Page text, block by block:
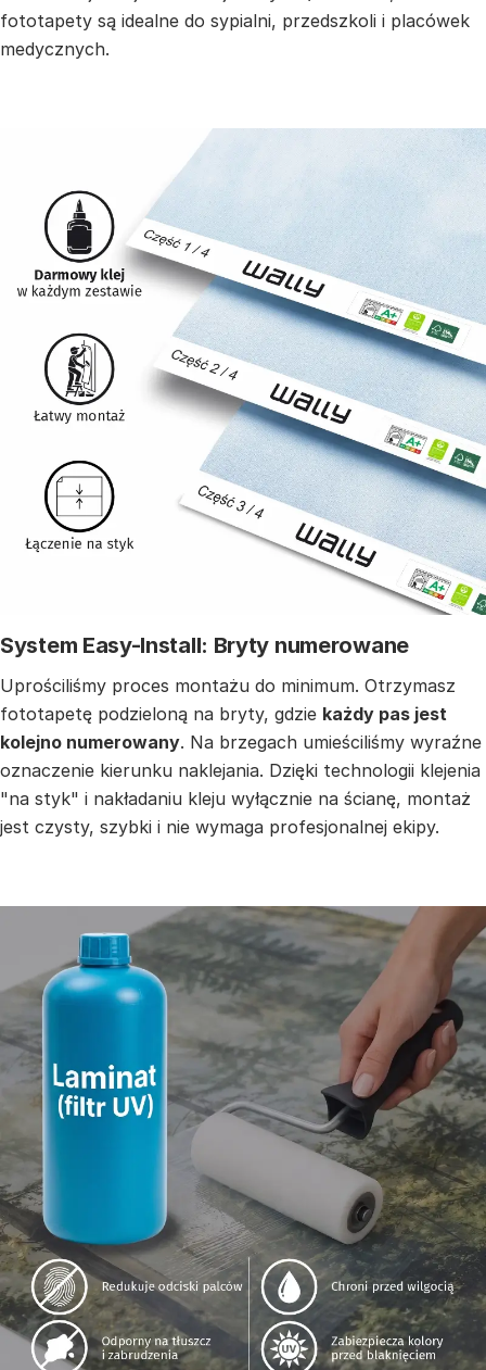
fototapety są idealne do sypialni, przedszkoli i placówek
medycznych.
System Easy-Install: Bryty numerowane
Uprościliśmy proces montażu do minimum. Otrzymasz
fototapetę podzieloną na bryty, gdzie każdy pas jest
kolejno numerowany. Na brzegach umieściliśmy wyraźne
oznaczenie kierunku naklejania. Dzięki technologii klejenia
"na styk" i nakładaniu kleju wyłącznie na ścianę, montaż
jest czysty, szybki i nie wymaga profesjonalnej ekipy.